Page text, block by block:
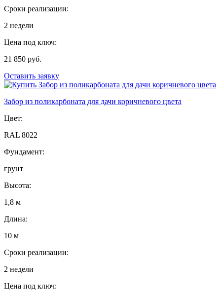
Сроки реализации:
2 недели
Цена под ключ:
21 850 руб.
Оставить заявку
Забор из поликарбоната для дачи коричневого цвета
Цвет:
RAL 8022
Фундамент:
грунт
Высота:
1,8 м
Длина:
10 м
Сроки реализации:
2 недели
Цена под ключ: